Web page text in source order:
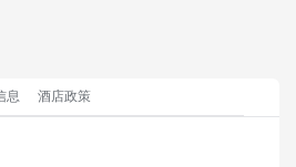
息 酒店政策